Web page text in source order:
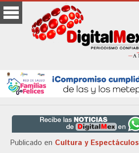
Publicado en Cultura y Espectáculos